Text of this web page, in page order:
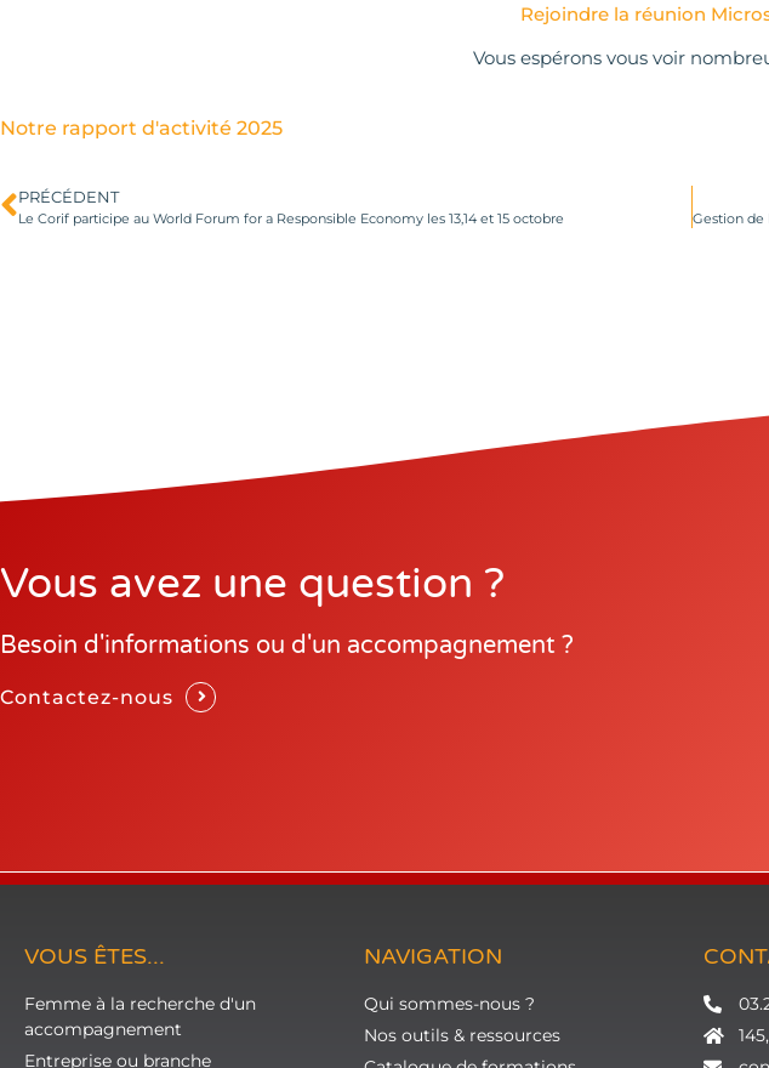
Rejoindre la réunion
Vous espérons vous voir
Notre rapport d'activité 2025
PRÉCÉDENT
Le Corif participe au World Forum for a Responsible Economy les 13,14 et 15 octobre
Vous avez une question ?
Besoin d'informations ou d'un accompagnement ?
Contactez-nous
VOUS ÊTES...
Femme à la recherche d'un
accompagnement
Entreprise ou branche
NAVIGATION
Qui sommes-nous ?
Nos outils & ressources